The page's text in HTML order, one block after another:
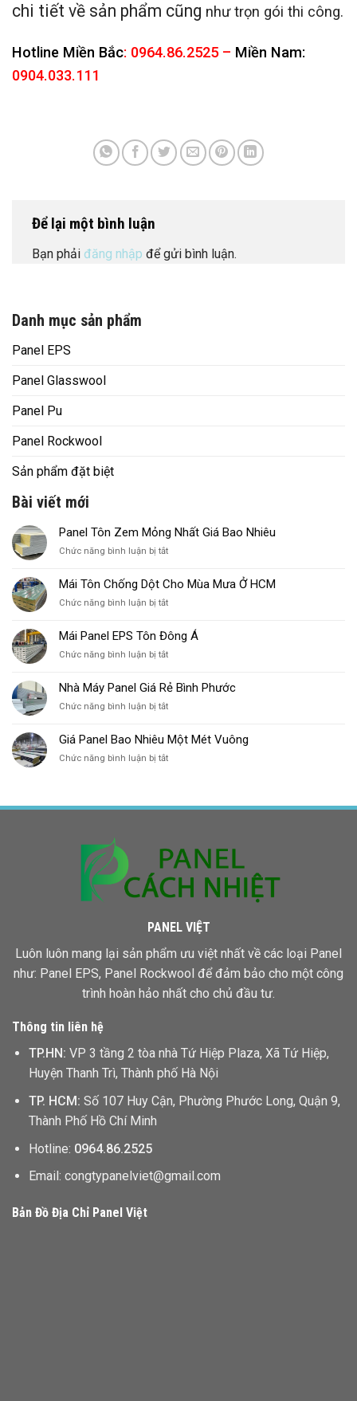
chi tiết về sản phẩm cũng như trọn gói thi công.
Hotline Miền Bắc: 0964.86.2525 – Miền Nam:
0904.033.111
Để lại một bình luận
Bạn phải đăng nhập để gửi bình luận.
Danh mục sản phẩm
Panel EPS
Panel Glasswool
Panel Pu
Panel Rockwool
Sản phẩm đặt biệt
Bài viết mới
Panel Tôn Zem Mỏng Nhất Giá Bao Nhiêu
Chức năng bình luận bị tắtở
Tôn
Zem
Mỏng
Giá
Bao
Nhiêu
Mái Tôn Chống Dột Cho Mùa Mưa Ở HCM
Chức năng bình luận bị tắtở
Tôn
Chống
Dột
Mùa
Ở
Mái Panel EPS Tôn Đông Á
Chức năng bình luận bị tắtở
Panel
EPS
Tôn
Á
Nhà Máy Panel Giá Rẻ Bình Phước
Chức năng bình luận bị tắtở
Máy
Panel
Giá
Giá Panel Bao Nhiêu Một Mét Vuông
Chức năng bình luận bị tắtở
Nhiêu
Vuông
PANEL VIỆT
Luôn luôn mang lại sản phẩm ưu việt nhất về các loại Panel
như: Panel EPS, Panel Rockwool để đảm bảo cho một công
trình hoàn hảo nhất cho chủ đầu tư.
Thông tin liên hệ
TP.HN: VP 3 tầng 2 tòa nhà Tứ Hiệp Plaza, Xã Tứ Hiệp,
Huyện Thanh Trì, Thành phố Hà Nội
TP. HCM: Số 107 Huy Cận, Phường Phước Long, Quận 9,
Thành Phố Hồ Chí Minh
Hotline: 0964.86.2525
Email: congtypanelviet@gmail.com
Bản Đồ Địa Chỉ Panel Việt